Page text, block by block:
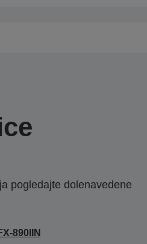
pogledajte dolenavedene
890IIN